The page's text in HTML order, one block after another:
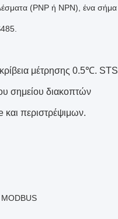
(PNP ή NPN), ένα σήμα
μέτρησης 0.5℃. STS
σημείου διακοπτών
και περιστρέψιμων.